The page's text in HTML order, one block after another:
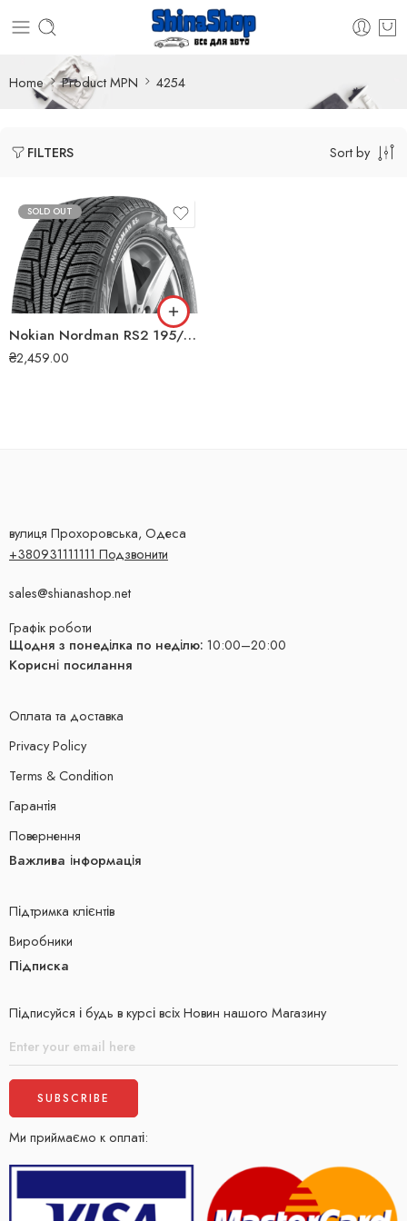
Home Product MPN 4254
FILTERS Sort by
SOLD OUT
Nokian Nordman RS2 195/55 R15 89RXL зимова шина
₴2,459.00
вулиця Прохоровська, Одеса
+380931111111 Подзвонити
sales@shianashop.net
Графік роботи
Щодня з понеділка по неділю: 10:00–20:00
Корисні посилання
Оплата та доставка
Privacy Policy
Terms & Condition
Гарантія
Повернення
Важлива інформація
Підтримка клієнтів
Виробники
Підписка
Підписуйся і будь в курсі всіх Новин нашого Магазину
Ми приймаємо к оплаті: